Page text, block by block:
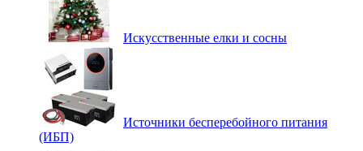
Искусственные елки и сосны
Источники бесперебойного питания
(ИБП)